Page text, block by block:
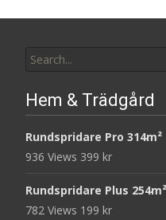
for:
Hem & Trädgård
Rundspridare Pro
936 Views 399 kr
Rundspridare Plus
782 Views 199 kr